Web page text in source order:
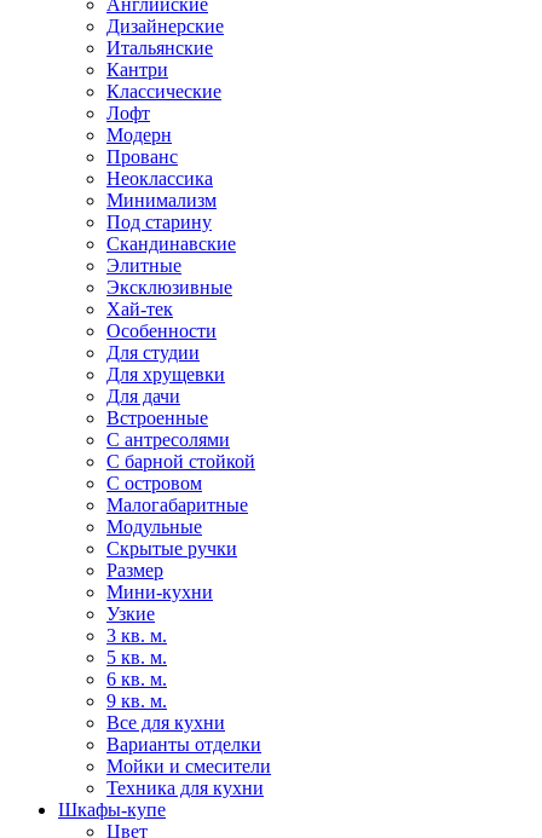
Английские
Дизайнерские
Итальянские
Кантри
Классические
Лофт
Модерн
Прованс
Неоклассика
Минимализм
Под старину
Скандинавские
Элитные
Эксклюзивные
Хай-тек
Особенности
Для студии
Для хрущевки
Для дачи
Встроенные
С антресолями
С барной стойкой
С островом
Малогабаритные
Модульные
Скрытые ручки
Размер
Мини-кухни
Узкие
3 кв. м.
5 кв. м.
6 кв. м.
9 кв. м.
Все для кухни
Варианты отделки
Мойки и смесители
Техника для кухни
Шкафы-купе
Цвет